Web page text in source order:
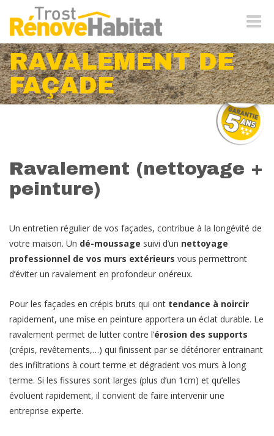
-
RAVALEMENT DE
FAÇADE
Ravalement (nettoyage +
peinture)
Un entretien régulier de vos façades, contribue à la longévité de
votre maison. Un dé-moussage suivi d’un nettoyage
professionnel de vos murs extérieurs vous permettront
d’éviter un ravalement en profondeur onéreux.
Pour les façades en crépis bruts qui ont tendance à noircir
rapidement, une mise en peinture apportera un éclat durable. Le
ravalement permet de lutter contre l’érosion des supports
(crépis, revêtements,…) qui finissent par se détériorer entrainant
des infiltrations à court terme et dégradent vos murs à long
terme. Si les fissures sont larges (plus d’un 1cm) et qu’elles
évoluent rapidement, il convient de faire intervenir une
entreprise experte.